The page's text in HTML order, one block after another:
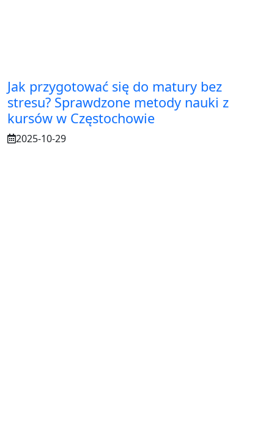
Jak przygotować się do matury bez
stresu? Sprawdzone metody nauki z
kursów w Częstochowie
2025-10-29